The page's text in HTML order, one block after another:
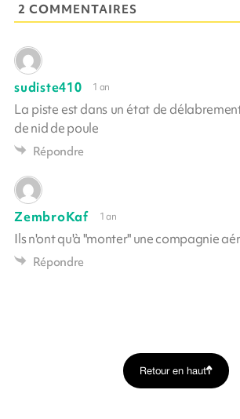
2 COMMENTAIRES
sudiste410 1 an
La piste est dans un état de
de nid de poule
Répondre
ZembroKaf 1 an
Ils n'ont qu'à "monter" une compagnie
Répondre
Retour en haut